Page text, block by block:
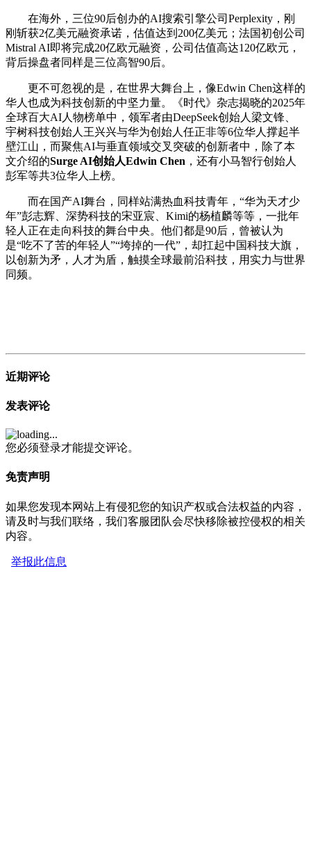
在海外，三位90后创办的AI搜索引擎公司Perplexity，刚
刚斩获2亿美元融资承诺，估值达到200亿美元；法国初创公司
Mistral AI即将完成20亿欧元融资，公司估值高达120亿欧元，
背后操盘者同样是三位高智90后。
更不可忽视的是，在世界大舞台上，像Edwin Chen这样的
华人也成为科技创新的中坚力量。《时代》杂志揭晓的2025年
全球百大AI人物榜单中，领军者由DeepSeek创始人梁文锋、
宇树科技创始人王兴兴与华为创始人任正非等6位华人撑起半
壁江山，而聚焦AI与垂直领域交叉突破的创新者中，除了本
文介绍的Surge AI创始人Edwin Chen ，还有小马智行创始人
彭军等共3位华人上榜。
而在国产AI舞台，同样站满热血科技青年，“华为天才少
年”彭志辉、深势科技的宋亚宸、Kimi的杨植麟等等，一批年
轻人正在走向科技的舞台中央。他们都是90后，曾被认为
是“吃不了苦的年轻人”“垮掉的一代”，却扛起中国科技大旗，
以创新为矛，人才为盾，触摸全球最前沿科技，用实力与世界
同频。
近期评论
发表评论
您必须登录才能提交评论。
免责声明
如果您发现本网站上有侵犯您的知识产权或合法权益的内容，
请及时与我们联络，我们客服团队会尽快移除被控侵权的相关
内容。
举报此信息